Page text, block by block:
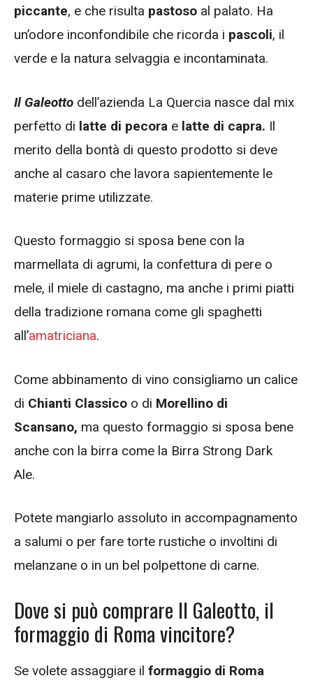
piccante, e che risulta pastoso al palato. Ha
un’odore inconfondibile che ricorda i pascoli, il
verde e la natura selvaggia e incontaminata.
Il Galeotto dell’azienda La Quercia nasce dal mix
perfetto di latte di pecora e latte di capra. Il
merito della bontà di questo prodotto si deve
anche al casaro che lavora sapientemente le
materie prime utilizzate.
Questo formaggio si sposa bene con la
marmellata di agrumi, la confettura di pere o
mele, il miele di castagno, ma anche i primi piatti
della tradizione romana come gli spaghetti
all’amatriciana.
Come abbinamento di vino consigliamo un calice
di Chianti Classico o di Morellino di
Scansano, ma questo formaggio si sposa bene
anche con la birra come la Birra Strong Dark
Ale.
Potete mangiarlo assoluto in accompagnamento
a salumi o per fare torte rustiche o involtini di
melanzane o in un bel polpettone di carne.
Dove si può comprare Il Galeotto, il
formaggio di Roma vincitore?
Se volete assaggiare il formaggio di Roma